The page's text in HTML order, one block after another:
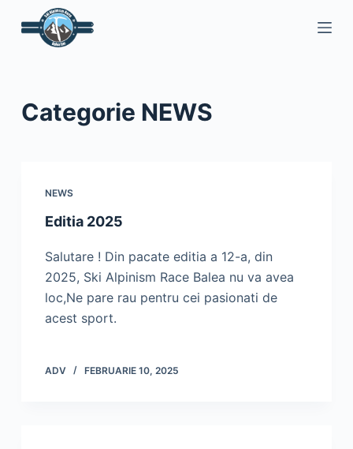
S
a
Categorie NEWS
NEWS
Editia 2025
Salutare ! Din pacate editia a 12-a, din
2025, Ski Alpinism Race Balea nu va avea
loc,Ne pare rau pentru cei pasionati de
acest sport.
ADV FEBRUARIE 10, 2025